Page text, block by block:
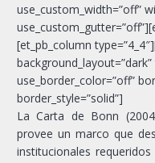
use_custom_width=”off”
[et_pb_column
use_border_color=”off”
border_style=”solid”]
La Carta de Bonn
provee un marco que
institucionales